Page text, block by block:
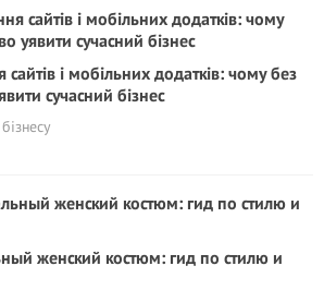
сайтів і мобільних додатків: чому без
сучасний бізнес
женский костюм: гид по стилю и